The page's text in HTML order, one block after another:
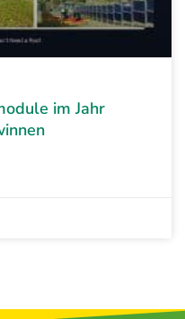
im Jahr